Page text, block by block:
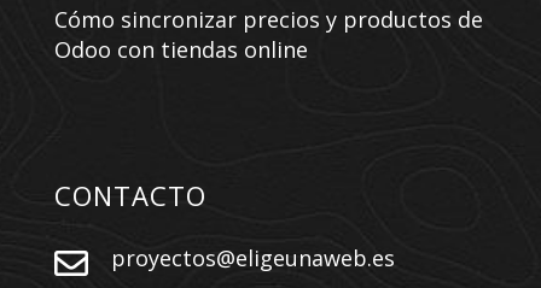
Cómo sincronizar precios y productos de
Odoo con tiendas online
CONTACTO
 proyectos@eligeunaweb.es